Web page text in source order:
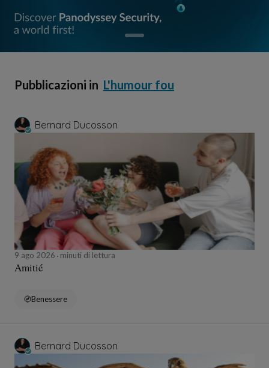
Pubblicazioni in L'humour fou
Bernard Ducosson
9 ago 2026 minuti di lettura
Amitié
Benessere
Bernard Ducosson